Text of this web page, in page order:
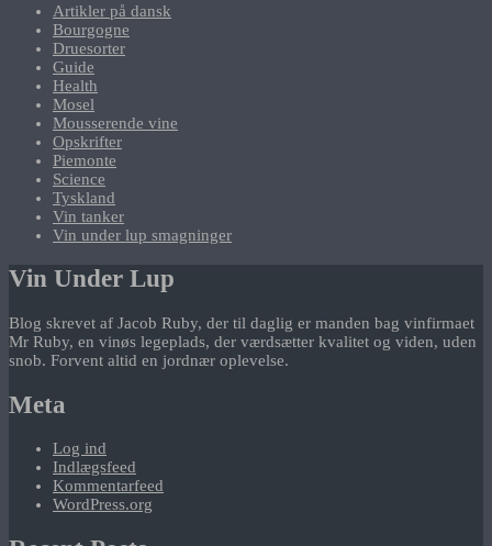
Artikler på dansk
Bourgogne
Druesorter
Guide
Health
Mosel
Mousserende vine
Opskrifter
Piemonte
Science
Tyskland
Vin tanker
Vin under lup smagninger
Vin Under Lup
Blog skrevet af Jacob Ruby, der til daglig er manden bag vinfirmaet
Mr Ruby, en vinøs legeplads, der værdsætter kvalitet og viden, uden
snob. Forvent altid en jordnær oplevelse.
Meta
Log ind
Indlægsfeed
Kommentarfeed
WordPress.org